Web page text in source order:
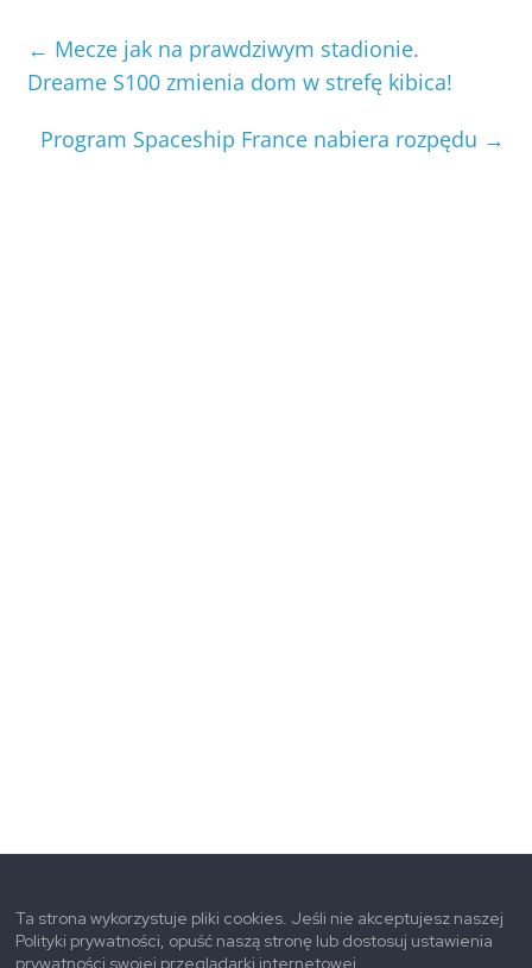
← Mecze jak na prawdziwym stadionie.
Dreame S100 zmienia dom w strefę kibica!
Program Spaceship France nabiera rozpędu →
Ta strona wykorzystuje pliki cookies. Jeśli nie akceptujesz naszej
Polityki prywatności, opuść naszą stronę lub dostosuj ustawienia
prywatności swojej przeglądarki internetowej.